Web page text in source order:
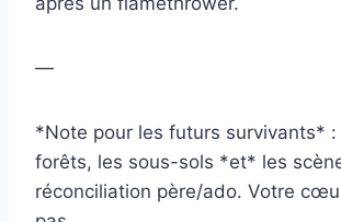
—
*Note pour les futurs survivants* :
forêts, les sous-sols *et* les
réconciliation père/ado. Votre